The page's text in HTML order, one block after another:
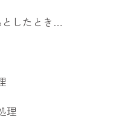
としたとき…
理